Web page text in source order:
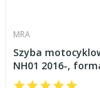
MRA
Szyba
NH01 2016-,